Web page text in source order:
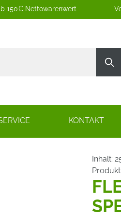
150€ Nettowarenwert
KONTAKT
Inhalt: